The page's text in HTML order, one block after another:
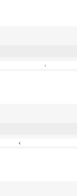
‹
‹